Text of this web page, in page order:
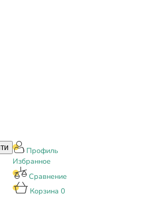
Профиль
Избранное
Сравнение
Корзина 0